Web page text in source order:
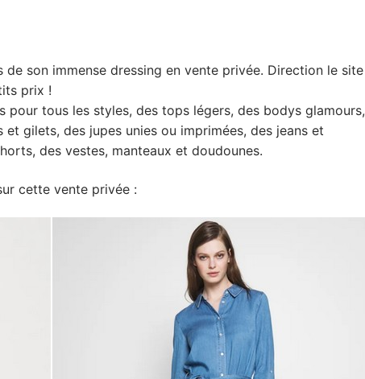
son immense dressing en vente privée. Direction le site
prix !
pour tous les styles, des tops légers, des bodys glamours,
gilets, des jupes unies ou imprimées, des jeans et
des vestes, manteaux et doudounes.
cette vente privée :